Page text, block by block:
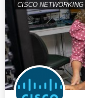
CISCO